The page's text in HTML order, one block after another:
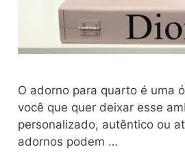
O adorno para quarto é uma
você que quer deixar esse
personalizado, autêntico ou
adornos podem …